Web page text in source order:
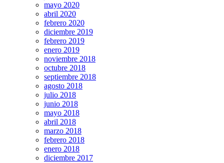
mayo 2020
abril 2020
febrero 2020
diciembre 2019
febrero 2019
enero 2019
noviembre 2018
octubre 2018
septiembre 2018
agosto 2018
julio 2018
junio 2018
mayo 2018
abril 2018
marzo 2018
febrero 2018
enero 2018
diciembre 2017